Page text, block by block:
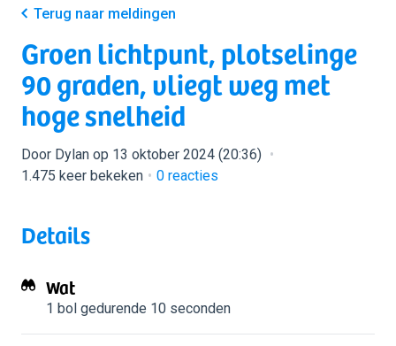
Terug naar meldingen
Groen lichtpunt, plotselinge
90 graden, vliegt weg met
hoge snelheid
Door Dylan op 13 oktober 2024 (20:36)
1.475 keer bekeken
0 reacties
Details
Wat
1 bol gedurende 10 seconden